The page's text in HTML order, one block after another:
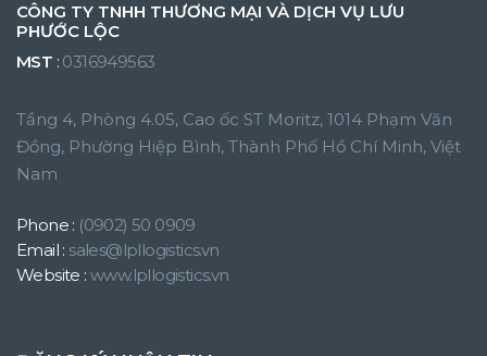
CÔNG TY TNHH THƯƠNG MẠI VÀ DỊCH VỤ LƯU
PHƯỚC LỘC
MST : 0316949563
Tầng 4, Phòng 4.05, Cao ốc ST Moritz, 1014 Phạm Văn
Đồng, Phường Hiệp Bình, Thành Phố Hồ Chí Minh, Việt
Nam
Phone : (0902) 50 0909
Email : sales@lpllogistics.vn
Website :www.lpllogistics.vn